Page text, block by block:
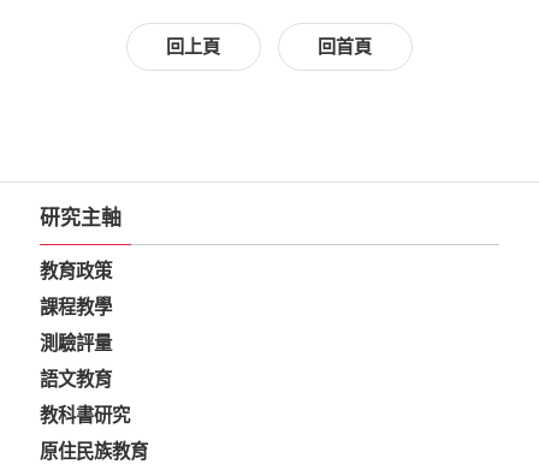
回上頁 回首頁
研究主軸
教育政策
課程教學
測驗評量
語文教育
教科書研究
原住民族教育